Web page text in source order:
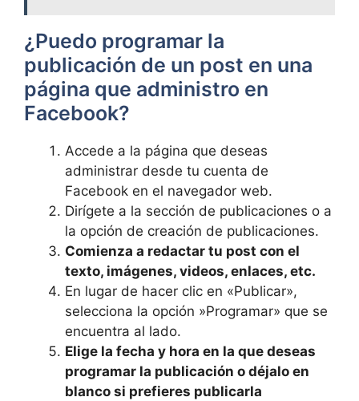
¿Puedo programar la
publicación de un post en una
página que administro en
Facebook?
Accede a la página⁣ que deseas
administrar desde tu cuenta de
⁣Facebook en el navegador web.
Dirígete a ⁣la​ sección ‌de publicaciones o a
​la opción de ⁣creación ‍de publicaciones.
Comienza a redactar‍ tu post con el
texto, ‌imágenes, videos, enlaces, etc.
En lugar de hacer clic ​en «Publicar»,
⁢selecciona la opción ⁤»Programar» ⁤que se​
encuentra al ⁢lado.
Elige la fecha⁣ y hora en⁣ la que deseas
programar la publicación ‍o déjalo en
blanco si prefieres publicarla